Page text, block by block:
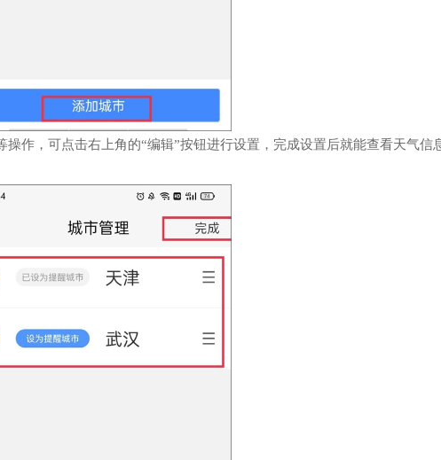
作，可点击右上角的“编辑”按钮进行设置，完成设置后就能查看天气信